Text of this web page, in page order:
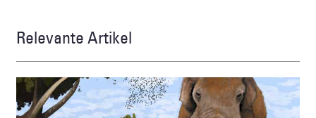
Relevante Artikel